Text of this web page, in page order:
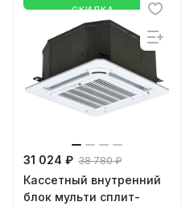
СКИДКА
31 024 ₽ 38 780 ₽
Кассетный внутренний
блок мульти сплит-